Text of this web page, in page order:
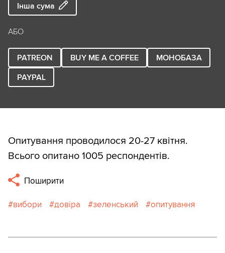
Інша сума
АБО
PATREON BUY ME A COFFEE
МОНОБАЗА
PAYPAL
Опитування проводилося 20-27 квітня.
Всього опитано 1005 респондентів.
Поширити
вибори довіра зеленський опитування